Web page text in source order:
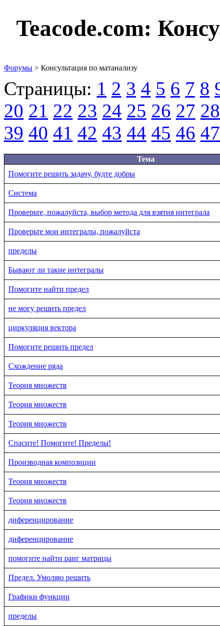
Teacode.com:
Форумы > Консультация по матанализу
Страницы: 1 2 3 4 5 6 7 8
20 21 22 23 24 25 26 27 28
39 40 41 42 43 44 45 46 47
Тема
Помогите решить задачу, будте добры
Система
Проверьте, пожалуйста, выбор метода для взятия интеграла
Проверьте мои интегралы, пожалуйста
пределы
Бывают ли такие интегралы
Помогите найти предел
не могу решить предел
циркуляция вектора
Помогите решить предел
Схождение ряда
Теория множеств
Теория множеств
Теория множеств
Спасите! Помогите! Пределы!
Производная композиции
Теория множеств
Теория множеств
диференцирование
диференцирование
помогите найти ранг матрицы
Предел. Умоляю решить
Графики функции
пределы